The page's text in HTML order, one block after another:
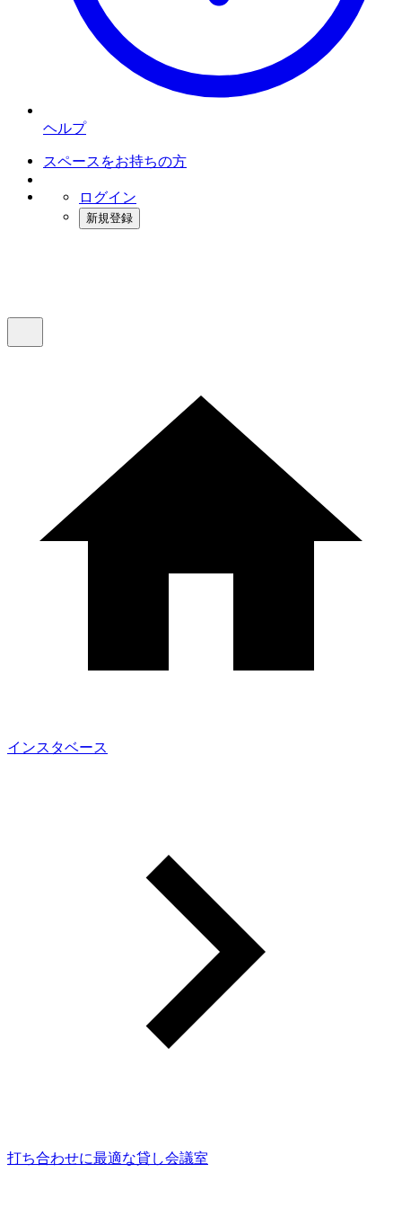
ヘルプ
スペースをお持ちの方
ログイン
新規登録
インスタベース
打ち合わせに最適な貸し会議室